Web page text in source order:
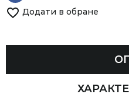
Додати в обране